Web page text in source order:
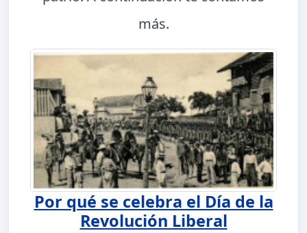
más.
Por qué se celebra el Día de la
Revolución Liberal